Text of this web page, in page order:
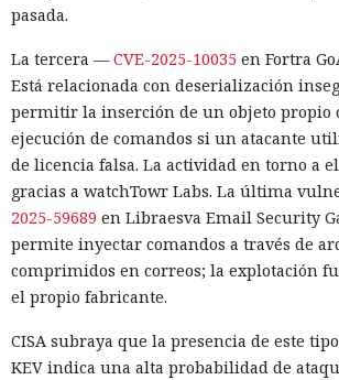
pasada.
La tercera —CVE-2025-10035 en Fortra
Está relacionada con deserialización
permitir la inserción de un objeto propio
ejecución de comandos si un atacante
de licencia falsa. La actividad en torno a
gracias a watchTowr Labs. La última
2025-59689 en Libraesva Email Security
permite inyectar comandos a través de
comprimidos en correos; la explotación
el propio fabricante.
CISA subraya que la presencia de este
KEV indica una alta probabilidad de